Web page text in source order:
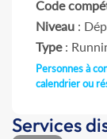
Code
Niveau :
Type:
Personnes à
calendrier ou
Services